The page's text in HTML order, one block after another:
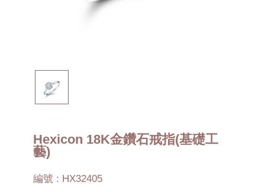
Hexicon 18K金鑽石戒指(基礎工
藝)
編號 : HX32405